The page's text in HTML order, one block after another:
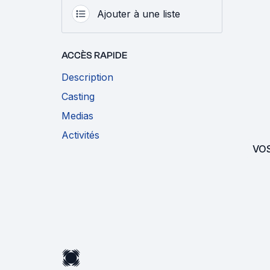
Ajouter à une liste
ACCÈS RAPIDE
Description
Casting
Medias
Activités